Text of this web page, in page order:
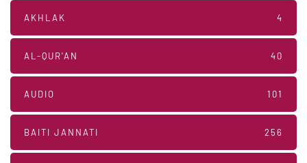
AKHLAK 4
AL-QUR'AN 40
AUDIO 101
BAITI JANNATI 256